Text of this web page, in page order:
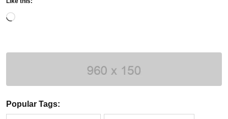
Loading…
Popular Tags: